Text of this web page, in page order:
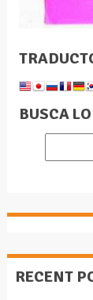
BUSCA
RECENT